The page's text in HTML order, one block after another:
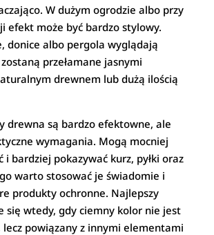
W dużym ogrodzie albo przy
efekt może być bardzo stylowy.
donice albo pergola wyglądają
przełamane jasnymi
drewnem lub dużą ilością
drewna są bardzo efektowne, ale
wymagania. Mogą mocniej
i bardziej pokazywać kurz, pyłki oraz
warto stosować je świadomie i
produkty ochronne. Najlepszy
się wtedy, gdy ciemny kolor nie jest
lecz powiązany z innymi elementami